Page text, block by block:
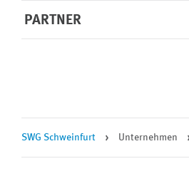
PARTNER
SWG Schweinfurt Unternehmen